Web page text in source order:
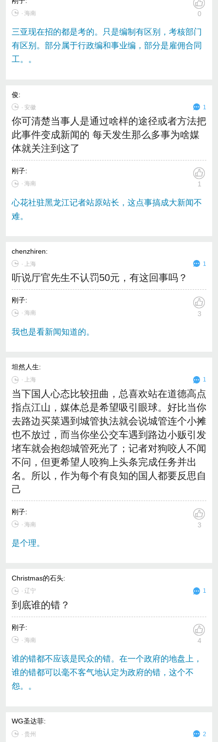
∙ 海南 0
三亚现在招的都是考的。只是编制有区别，考核部门
有区别。部分属于行政编和事业编，部分是雇佣合同
工。。
俊:
∙安徽 1
你可清楚当事人是通过啥样的途径或者方法把
此事件变成新闻的 每天发生那么多事为啥媒
体就关注到这了
刚子:
∙ 海南 1
心花社驻黑龙江记者站原站长，这点事搞成大新闻不
难。
chenzhiren:
∙ 上海 1
听说厅官先生不认罚50元，有这回事吗？
刚子:
∙ 海南 3
我也是看新闻知道的。
坦然人生:
∙ 上海 1
当下国人心态比较扭曲，总喜欢站在道德高点
指点江山，媒体总是希望吸引眼球。好比当你
去路边买菜遇到城管执法就会说城管连个小摊
也不放过，而当你坐公交车遇到路边小贩引发
堵车就会抱怨城管死光了；记者对狗咬人不闻
不问，但更希望人咬狗上头条完成任务并出
名。所以，作为每个有良知的国人都要反思自
己
刚子:
∙ 海南 3
是个理。
Christmas的石头:
∙辽宁 1
到底谁的错？
刚子:
∙ 海南 4
谁的错都不应该是民众的错。在一个政府的地盘上，
谁的错都可以毫不客气地认定为政府的错，这个不
怨。。
WG圣达菲:
∙贵州 2